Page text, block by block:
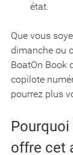
état.
Que vous
dimanche ou
BoatOn Book
copilote
pourrez plus
offre cet